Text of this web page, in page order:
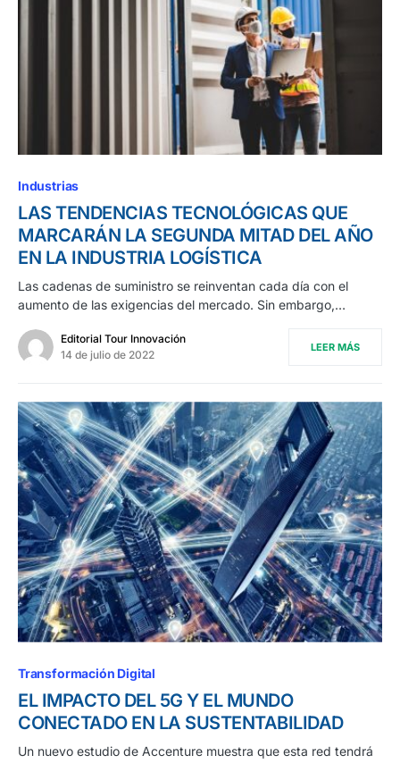
Industrias
LAS TENDENCIAS TECNOLÓGICAS QUE
MARCARÁN LA SEGUNDA MITAD DEL AÑO
EN LA INDUSTRIA LOGÍSTICA
Las cadenas de suministro se reinventan cada día con el
aumento de las exigencias del mercado. Sin embargo,…
Editorial Tour Innovación
14 de julio de 2022
LEER MÁS
Transformación Digital
EL IMPACTO DEL 5G Y EL MUNDO
CONECTADO EN LA SUSTENTABILIDAD
Un nuevo estudio de Accenture muestra que esta red tendrá